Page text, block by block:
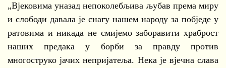
„Вјековима уназад непоколебљива љубав према миру
и слободи давала је снагу нашем народу за побједе у
ратовима и никада не смијемо заборавити храброст
наших предака у борби за правду против
многоструко јачих непријатеља. Нека је вјечна слава